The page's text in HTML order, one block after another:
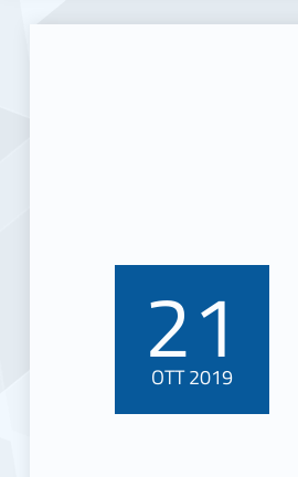
POSTED ON:
21
OTT2019